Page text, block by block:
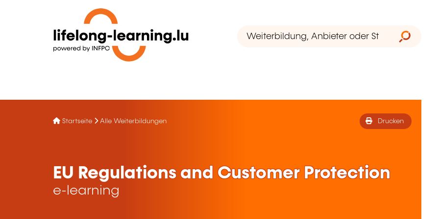
Startseite Alle Weiterbildungen Drucken
EU Regulations and Customer Protection
e-learning